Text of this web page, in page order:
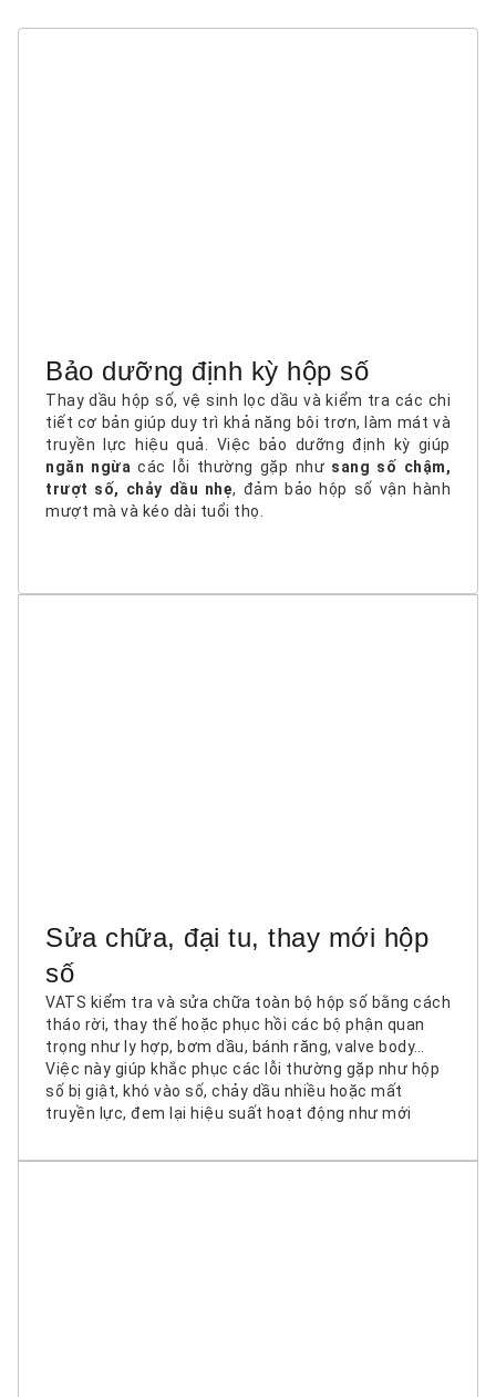
Bảo dưỡng định kỳ hộp số
Thay dầu hộp số, vệ sinh lọc dầu và kiểm tra các chi
tiết cơ bản giúp duy trì khả năng bôi trơn, làm mát và
truyền lực hiệu quả. Việc bảo dưỡng định kỳ giúp
ngăn ngừa các lỗi thường gặp như sang số chậm,
trượt số, chảy dầu nhẹ, đảm bảo hộp số vận hành
mượt mà và kéo dài tuổi thọ.
Sửa chữa, đại tu, thay mới hộp
số
VATS kiểm tra và sửa chữa toàn bộ hộp số bằng cách
tháo rời, thay thế hoặc phục hồi các bộ phận quan
trọng như ly hợp, bơm dầu, bánh răng, valve body…
Việc này giúp khắc phục các lỗi thường gặp như hộp
số bị giật, khó vào số, chảy dầu nhiều hoặc mất
truyền lực, đem lại hiệu suất hoạt động như mới